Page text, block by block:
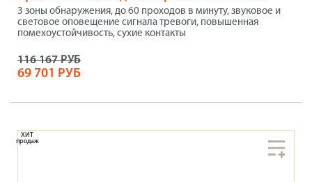
3 зоны обнаружения, до 60 проходов в минуту, звуковое и
световое оповещение сигнала тревоги, повышенная
помехоустойчивость, сухие контакты
116 167 РУБ
69 701 РУБ
ХИТ
продаж